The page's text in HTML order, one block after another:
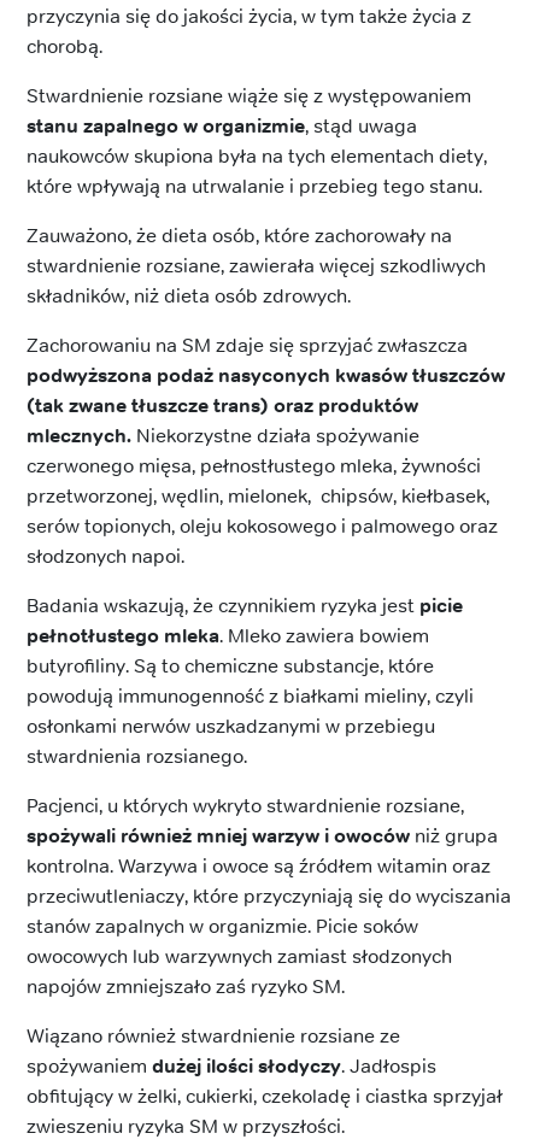
przyczynia się do jakości życia, w tym także życia z
chorobą.
Stwardnienie rozsiane wiąże się z występowaniem
stanu zapalnego w organizmie, stąd uwaga
naukowców skupiona była na tych elementach diety,
które wpływają na utrwalanie i przebieg tego stanu.
Zauważono, że dieta osób, które zachorowały na
stwardnienie rozsiane, zawierała więcej szkodliwych
składników, niż dieta osób zdrowych.
Zachorowaniu na SM zdaje się sprzyjać zwłaszcza
podwyższona podaż nasyconych kwasów tłuszczów
(tak zwane tłuszcze trans) oraz produktów
mlecznych. Niekorzystne działa spożywanie
czerwonego mięsa, pełnostłustego mleka, żywności
przetworzonej, wędlin, mielonek, chipsów, kiełbasek,
serów topionych, oleju kokosowego i palmowego oraz
słodzonych napoi.
Badania wskazują, że czynnikiem ryzyka jest picie
pełnotłustego mleka. Mleko zawiera bowiem
butyrofiliny. Są to chemiczne substancje, które
powodują immunogenność z białkami mieliny, czyli
osłonkami nerwów uszkadzanymi w przebiegu
stwardnienia rozsianego.
Pacjenci, u których wykryto stwardnienie rozsiane,
spożywali również mniej warzyw i owoców niż grupa
kontrolna. Warzywa i owoce są źródłem witamin oraz
przeciwutleniaczy, które przyczyniają się do wyciszania
stanów zapalnych w organizmie. Picie soków
owocowych lub warzywnych zamiast słodzonych
napojów zmniejszało zaś ryzyko SM.
Wiązano również stwardnienie rozsiane ze
spożywaniem dużej ilości słodyczy. Jadłospis
obfitujący w żelki, cukierki, czekoladę i ciastka sprzyjał
zwieszeniu ryzyka SM w przyszłości.